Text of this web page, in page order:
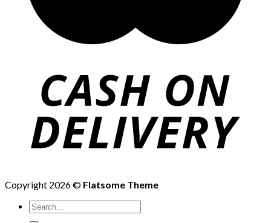
Copyright 2026 © Flatsome Theme
Search
for: